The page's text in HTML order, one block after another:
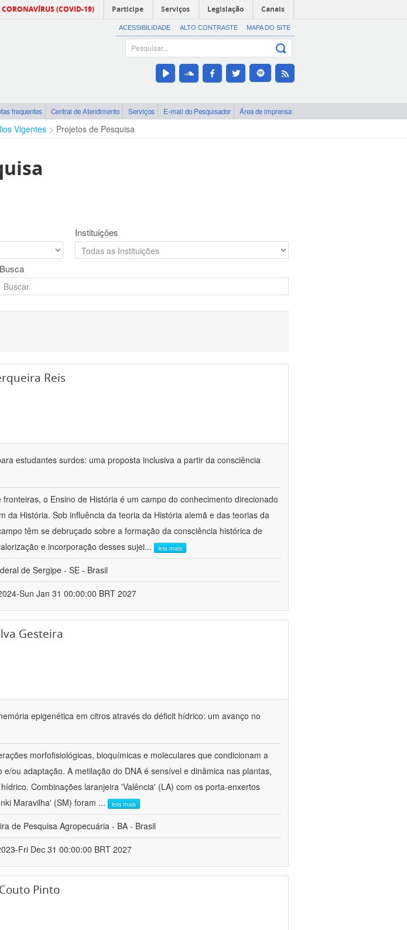
CORONAVÍRUS (COVID-19) Participe Serviços Legislação Canais
ACESSIBILIDADE ALTO CONTRASTE MAPA DO SITE
frequentes Central de Atendimento Serviços E-mail do Pesquisador Área de imprensa
Vigentes Projetos de Pesquisa
Instituições
Busca
Reis
estudantes surdos: uma proposta inclusiva a partir da consciência
o Ensino de História é um campo do conhecimento direcionado
da História. Sob influência da teoria da História alemã e das teorias da
têm se debruçado sobre a formação da consciência histórica de
e incorporação desses sujei... leia mais
de Sergipe - SE - Brasil
Sun Jan 31 00:00:00 BRT 2027
Gesteira
epigenética em citros através do déficit hídrico: um avanço no
morfofisiológicas, bioquímicas e moleculares que condicionam a
ou adaptação. A metilação do DNA é sensível e dinâmica nas plantas,
Combinações laranjeira 'Valência' (LA) com os porta-enxertos
Maravilha' (SM) foram ... leia mais
de Pesquisa Agropecuária - BA - Brasil
Fri Dec 31 00:00:00 BRT 2027
Pinto